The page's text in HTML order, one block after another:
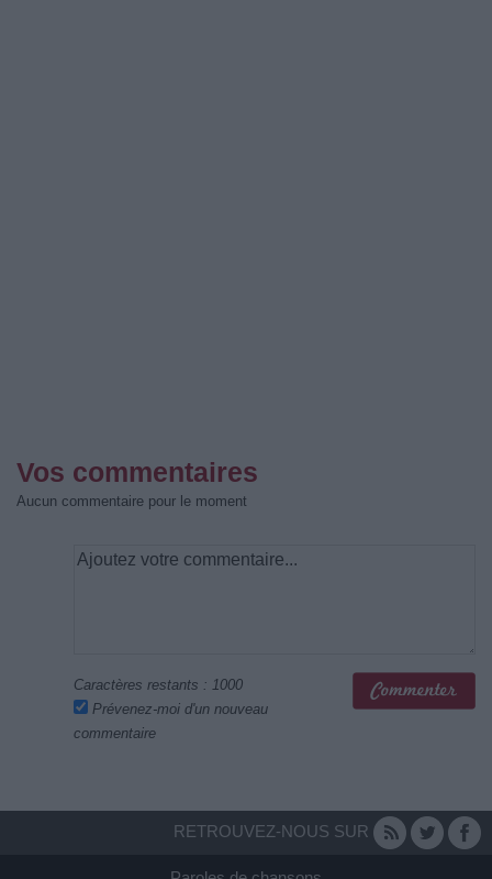
Vos commentaires
Aucun commentaire pour le moment
Caractères restants : 1000
Prévenez-moi d'un nouveau
commentaire
RETROUVEZ-NOUS SUR